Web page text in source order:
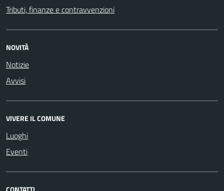
Tributi, finanze e contravvenzioni
NOVITÀ
Notizie
Avvisi
VIVERE IL COMUNE
Luoghi
Eventi